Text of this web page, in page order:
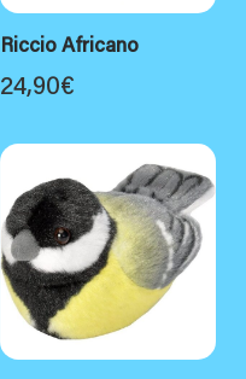
Riccio Africano
24,90€